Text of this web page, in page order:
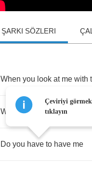
ŞARKI SÖZLERI
When you look at me with
What do you want to
Do you have to have me
Çeviriyi
tıklayın